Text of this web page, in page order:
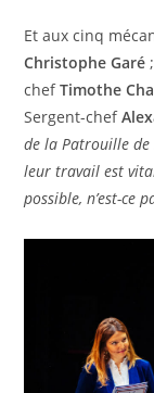
Et aux cinq
Christophe Garé
chefTimothe
Sergent-chef
de la Patrouille
leur travail est
possible, n’est-ce